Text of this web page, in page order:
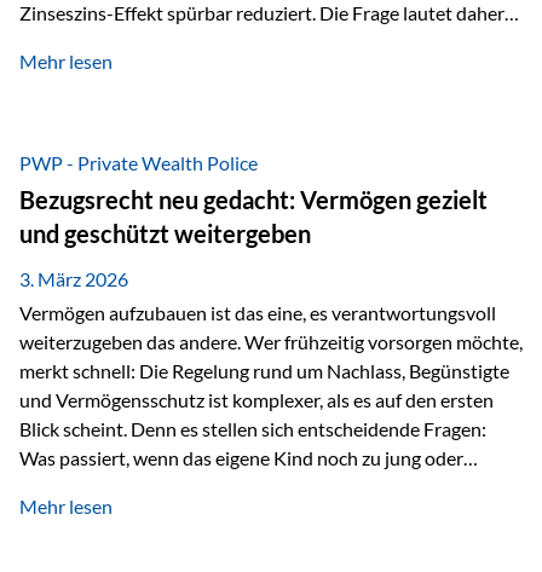
Zinseszins-Effekt spürbar reduziert. Die Frage lautet daher:
nicht laufend Kapital entziehen – sondern möglichst lange im
Privatdepot fallen an: Abgeltungssteuer Fondsbesteuerung
(Vorabpauschale, Teilfreistellung) Kein steuerlicher Abzug
der Vermögensverwaltungs-Gebühren /
Depotbankgebühren Jährliches Steuerreporting erforderlich
Zinsen, Dividenden und Kursgewinne werden laufend
besteuert.
Mehr lesen
PWP - Private Wealth Police
Bezugsrecht neu gedacht: Vermögen gezielt
und geschützt weitergeben
3. März 2026
Vermögen aufzubauen ist das eine, es verantwortungsvoll
weiterzugeben das andere. Wer frühzeitig vorsorgen möchte,
merkt schnell: Die Regelung rund um Nachlass, Begünstigte
und Vermögensschutz ist komplexer, als es auf den ersten
Blick scheint. Denn es stellen sich entscheidende Fragen:
Was passiert, wenn das eigene Kind noch zu jung oder
verwalten? Wie kann verhindert werden, dass Ex-Partner,
Mehr lesen